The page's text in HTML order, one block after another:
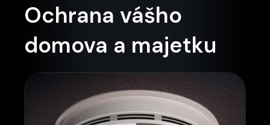
Ochrana vášho
domova a majetku